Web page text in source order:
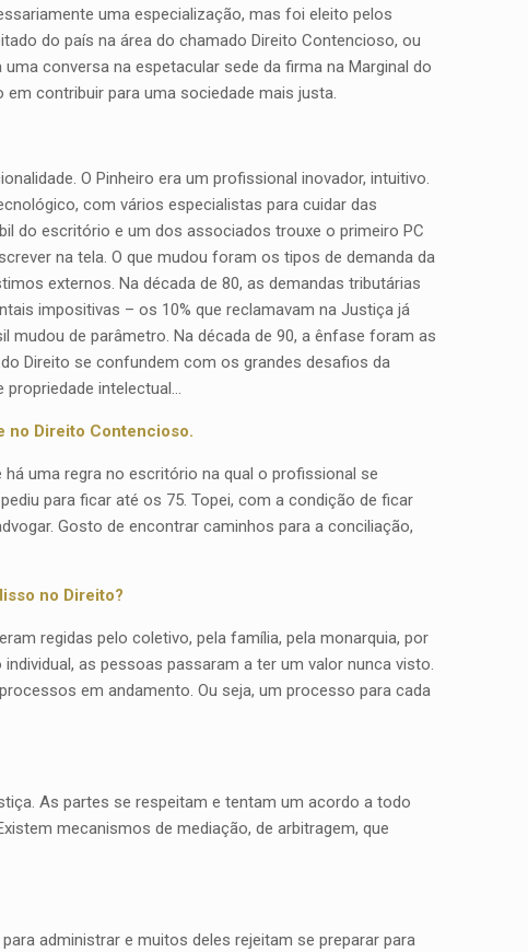
uma especialização, mas foi eleito pelos
do país na área do chamado Direito Contencioso, ou
conversa na espetacular sede da firma na Marginal do
contribuir para uma sociedade mais justa.
O Pinheiro era um profissional inovador, intuitivo.
com vários especialistas para cuidar das
do escritório e um dos associados trouxe o primeiro PC
na tela. O que mudou foram os tipos de demanda da
externos. Na década de 80, as demandas tributárias
impositivas – os 10% que reclamavam na Justiça já
mudou de parâmetro. Na década de 90, a ênfase foram as
Direito se confundem com os grandes desafios da
propriedade intelectual…
no Direito Contencioso.
uma regra no escritório na qual o profissional se
para ficar até os 75. Topei, com a condição de ficar
Gosto de encontrar caminhos para a conciliação,
no Direito?
regidas pelo coletivo, pela família, pela monarquia, por
as pessoas passaram a ter um valor nunca visto.
em andamento. Ou seja, um processo para cada
As partes se respeitam e tentam um acordo a todo
mecanismos de mediação, de arbitragem, que
administrar e muitos deles rejeitam se preparar para